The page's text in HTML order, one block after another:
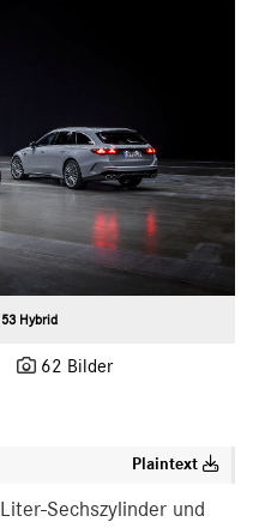
53 Hybrid
62 Bilder
Plaintext
Sechszylinder und